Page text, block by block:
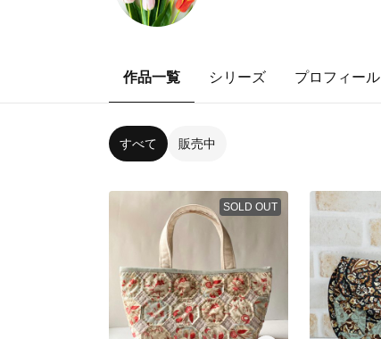
作品一覧 シリーズ プロフィール
すべて 販売中
SOLD OUT